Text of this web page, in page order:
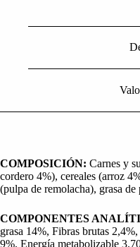
COMPOSICIÓN: Carnes y
cordero 4%), cereales (arroz
(pulpa de remolacha), grasa
COMPONENTES
grasa 14%, Fibras brutas
9%. Energía metabolizable